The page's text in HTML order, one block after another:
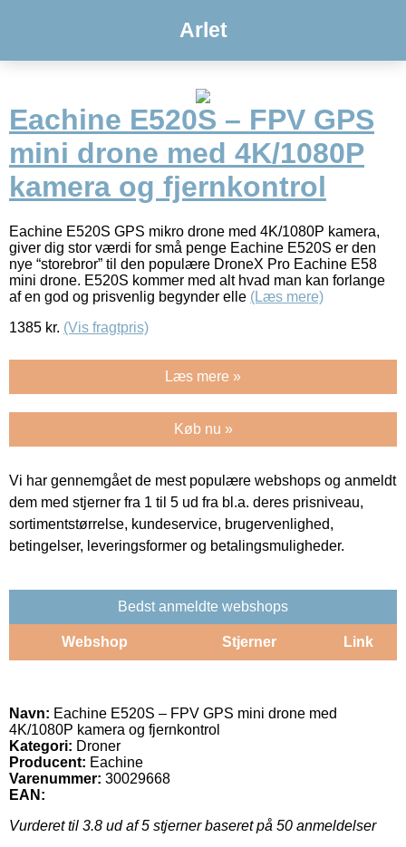
Arlet
Eachine E520S – FPV GPS
mini drone med 4K/1080P
kamera og fjernkontrol
Eachine E520S GPS mikro drone med 4K/1080P kamera,
giver dig stor værdi for små penge Eachine E520S er den
nye “storebror” til den populære DroneX Pro Eachine E58
mini drone. E520S kommer med alt hvad man kan forlange
af en god og prisvenlig begynder elle (Læs mere)
1385 kr. (Vis fragtpris)
Læs mere »
Køb nu »
Vi har gennemgået de mest populære webshops og anmeldt
dem med stjerner fra 1 til 5 ud fra bl.a. deres prisniveau,
sortimentstørrelse, kundeservice, brugervenlighed,
betingelser, leveringsformer og betalingsmuligheder.
Bedst anmeldte webshops
Webshop Stjerner Link
Navn: Eachine E520S – FPV GPS mini drone med
4K/1080P kamera og fjernkontrol
Kategori: Droner
Producent: Eachine
Varenummer: 30029668
EAN:
Vurderet til 3.8 ud af 5 stjerner baseret på 50 anmeldelser